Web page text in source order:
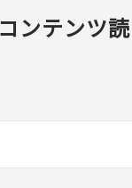
ンテンツ読